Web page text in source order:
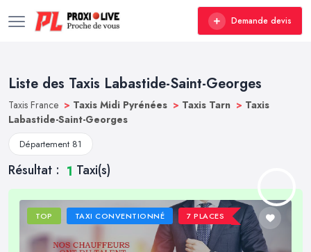
Demande devis
Liste des Taxis Labastide-Saint-Georges
Taxis France > Taxis Midi Pyrénées > Taxis Tarn > Taxis
Labastide-Saint-Georges
Département 81
Résultat : 1 Taxi(s)
TOP TAXI CONVENTIONNÉ 7 PLACES